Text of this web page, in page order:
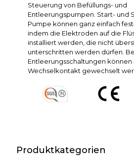
Steuerung von Befüllungs- und
Entleerungspumpen. Start- und
Pumpe können ganz einfach
indem die Elektroden auf die
installiert werden, die nicht
unterschritten werden dürfen.
Entleerungsschaltungen
Wechselkontakt gewechselt
Produktkategorien